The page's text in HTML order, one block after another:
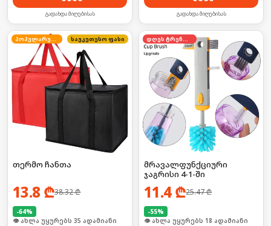
გადახდა მიღებისას გადახდა მიღებისას
პოპულარული საუკეთესო ფასი
თერმო ჩანთა
13.8 ₾38.32₾
-64%
🛒 ბოლო 24სთ-ში იყიდა 53-მა
დღეს ტრენდში
მრავალფუნქციური
ჯაგრისი 4-1-ში
11.4₾25.47₾
-55%
🛒 ბოლო 24სთ-ში იყიდა 29-მა